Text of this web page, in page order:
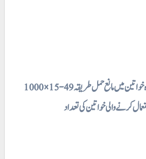
1000× 15-49 سال کی شادی شدہ خواتین میں مانع حمل طریقہ
کرنے والی خواتین کی تعداد